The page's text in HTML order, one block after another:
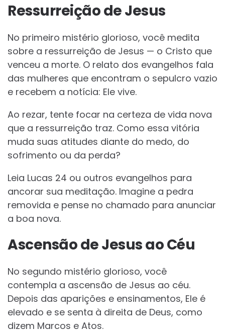
Ressurreição de Jesus
No primeiro mistério glorioso, você medita
sobre a ressurreição de Jesus — o Cristo que
venceu a morte. O relato dos evangelhos fala
das mulheres que encontram o sepulcro vazio
e recebem a notícia: Ele vive.
Ao rezar, tente focar na certeza de vida nova
que a ressurreição traz. Como essa vitória
muda suas atitudes diante do medo, do
sofrimento ou da perda?
Leia Lucas 24 ou outros evangelhos para
ancorar sua meditação. Imagine a pedra
removida e pense no chamado para anunciar
a boa nova.
Ascensão de Jesus ao Céu
No segundo mistério glorioso, você
contempla a ascensão de Jesus ao céu.
Depois das aparições e ensinamentos, Ele é
elevado e se senta à direita de Deus, como
dizem Marcos e Atos.